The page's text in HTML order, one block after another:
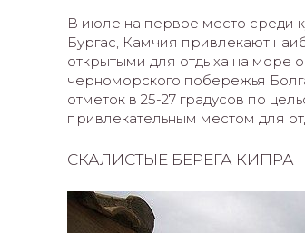
В июле на первое место среди
Бургас, Камчия привлекают
открытыми для отдыха на море
черноморского побережья
отметок в 25-27 градусов по
привлекательным местом для
СКАЛИСТЫЕ БЕРЕГА КИПРА